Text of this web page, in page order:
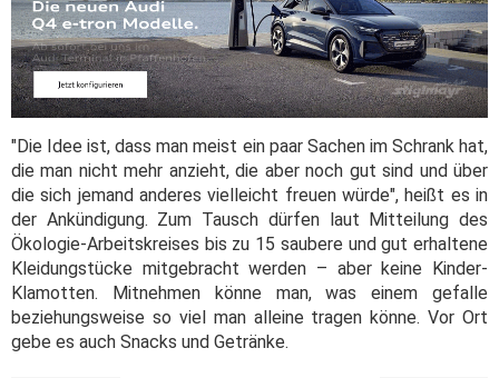
"Die Idee ist, dass man meist ein paar Sachen im Schrank hat,
die man nicht mehr anzieht, die aber noch gut sind und über
die sich jemand anderes vielleicht freuen würde", heißt es in
der Ankündigung. Zum Tausch dürfen laut Mitteilung des
Ökologie-Arbeitskreises bis zu 15 saubere und gut erhaltene
Kleidungstücke mitgebracht werden – aber keine Kinder-
Klamotten. Mitnehmen könne man, was einem gefalle
beziehungsweise so viel man alleine tragen könne. Vor Ort
gebe es auch Snacks und Getränke.